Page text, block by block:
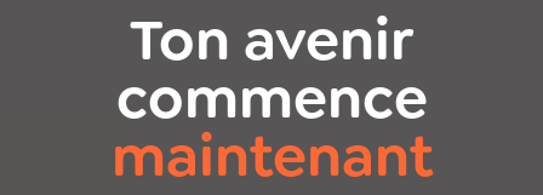
Ton avenir
commence
maintenant